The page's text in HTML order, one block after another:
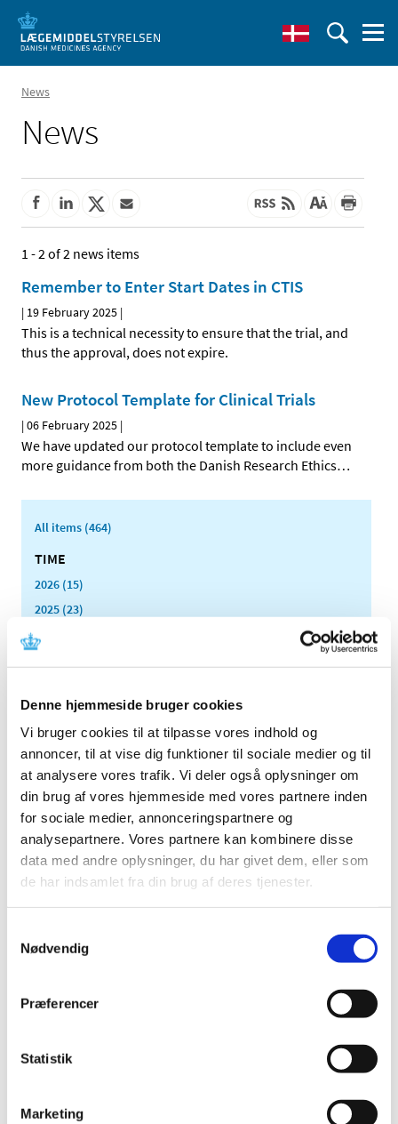
Denne hjemmeside bruger cookies
Vi bruger cookies til at tilpasse vores indhold og
annoncer, til at vise dig funktioner til sociale medier og til
at analysere vores trafik. Vi deler også oplysninger om
din brug af vores hjemmeside med vores partnere inden
for sociale medier, annonceringspartnere og
analysepartnere. Vores partnere kan kombinere disse
data med andre oplysninger, du har givet dem, eller som
de har indsamlet fra din brug af deres tjenester.
Nødvendig
Præferencer
Statistik
Marketing
News
News
1 - 2 of 2 news items
Remember to Enter Start Dates in CTIS
| 19 February 2025 |
This is a technical necessity to ensure that the trial, and
thus the approval, does not expire.
New Protocol Template for Clinical Trials
|06 February 2025 |
We have updated our protocol template to include even
more guidance from both the Danish Research Ethics…
All items (464)
TIME
2026 (15)
2025 (23)
September (3)
July (2)
June (1)
March (3)
February (2)
January (5)
2024 (26)
2023 (24)
2021 (44)
2016 (43)
2012 (11)